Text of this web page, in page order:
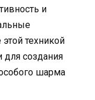
и
техникой
создания
шарма